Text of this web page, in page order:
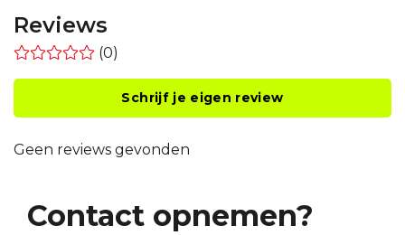
Reviews
(0)
Schrijf je eigen review
Geen reviews gevonden
Contact opnemen?